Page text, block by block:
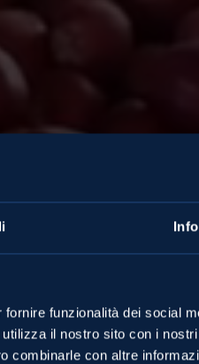
funzionalità dei social
il nostro sito con i
combinarle con altre